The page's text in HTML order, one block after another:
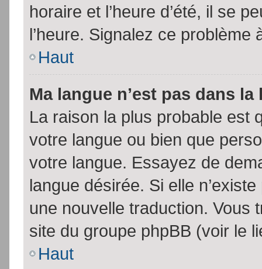
horaire et l’heure d’été, il se
l’heure. Signalez ce problème
Haut
Ma langue n’est pas dans la
La raison la plus probable est
votre langue ou bien que
votre langue. Essayez de
langue désirée. Si elle
une nouvelle traduction. Vous
site du groupe phpBB (voir le
Haut